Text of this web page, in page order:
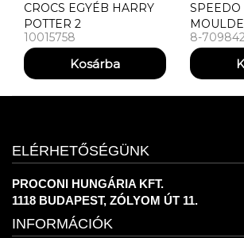
CROCS EGYÉB HARRY
POTTER 2
10015758
CAP(UK)
8-
ELÉRHETŐSÉGÜNK
PROCONI HUNGÁRIA KFT.
1118 BUDAPEST, ZÓLYOM ÚT 11.
INFORMÁCIÓK